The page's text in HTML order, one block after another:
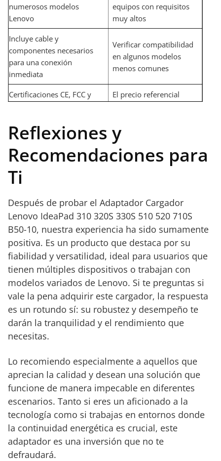
numerosos modelos
Lenovo
equipos con requisitos
muy altos
Incluye cable y
componentes necesarios
para una conexión
inmediata
Verificar compatibilidad
en algunos modelos
menos comunes
Certificaciones CE, FCC y
El precio referencial
Reflexiones y
Recomendaciones para
Ti
Después de probar el Adaptador Cargador
Lenovo IdeaPad 310 320S 330S 510 520 710S
B50-10, nuestra experiencia ha sido sumamente
positiva. Es un producto que destaca por su
fiabilidad y versatilidad, ideal para usuarios que
tienen múltiples dispositivos o trabajan con
modelos variados de Lenovo. Si te preguntas si
vale la pena adquirir este cargador, la respuesta
es un rotundo sí: su robustez y desempeño te
darán la tranquilidad y el rendimiento que
necesitas.
Lo recomiendo especialmente a aquellos que
aprecian la calidad y desean una solución que
funcione de manera impecable en diferentes
escenarios. Tanto si eres un aficionado a la
tecnología como si trabajas en entornos donde
la continuidad energética es crucial, este
adaptador es una inversión que no te
defraudará.